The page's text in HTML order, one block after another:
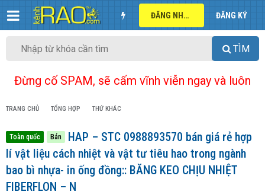
ĐĂNG NHẬP ĐĂNG KÝ
TÌM
Đừng cố SPAM, sẽ cấm vĩnh viễn ngay và luôn
TRANG CHỦ TỔNG HỢP THỨ KHÁC
Toàn quốc Bán
HAP – STC 0988893570 bán giá rẻ hợp
lí vật liệu cách nhiệt và vật tư tiêu hao trong ngành
bao bì nhựa- in ống đồng:: BĂNG KEO CHỊU NHIỆT
FIBERFLON – N